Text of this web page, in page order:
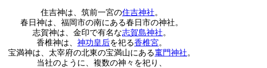
住吉神は、筑前一宮の住吉神社。
春日神は、福岡市の南にある春日市の神社。
志賀神は、金印で有名な志賀島神社。
香椎神は、 神功皇后を祀る香椎宮。
宝満神は、太宰府の北東の宝満山にある竃門神社。
当社のように、複数の神々を祀り、